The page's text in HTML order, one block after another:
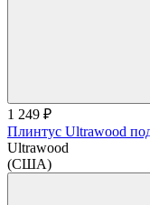
1 249 ₽
Плинтус Ultrawood
Ultrawood
(США)